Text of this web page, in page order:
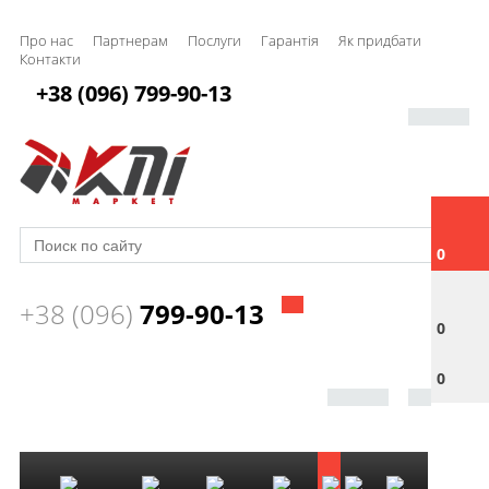
Про нас Партнерам Послуги Гарантія
Як придбати
Контакти
0
0
0
+38 (096) 799-90-13
+38 (096) 799-90-13